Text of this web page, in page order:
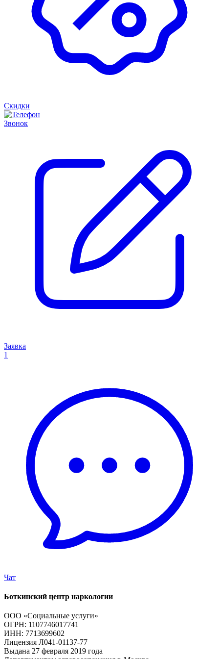
Скидки
Звонок
Заявка
1
Чат
Боткинский центр наркологии
ООО «Социальные услуги»
ОГРН: 1107746017741
ИНН: 7713699602
Лицензия Л041-01137-77
Выдана 27 февраля 2019 года